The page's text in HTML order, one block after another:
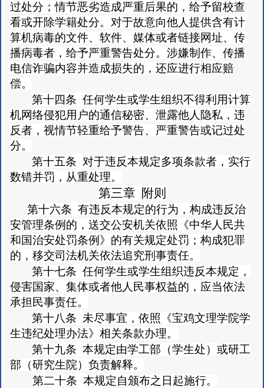
过处分；情节恶劣造成严重后果的，给予留校查
看或开除学籍处分。对于故意向他人提供含有计
算机病毒的文件、软件、媒体或者链接网址、传
播病毒者，给予严重警告处分。涉嫌制作、传播
电信诈骗内容并造成损失的，还应进行相应赔
偿。
第十四条 任何学生或学生组织不得利用计算
机网络侵犯用户的通信秘密、泄露他人隐私，违
反者，视情节轻重给予警告、严重警告或记过处
分。
第十五条 对于违反本规定多项条款者，实行
数错并罚，从重处理。
第三章 附则
第十六条 有违反本规定的行为，构成违反治
安管理条例的，送交公安机关依照《中华人民共
和国治安处罚条例》的有关规定处罚；构成犯罪
的，移交司法机关依法追究刑事责任。
第十七条 任何学生或学生组织违反本规定，
侵害国家、集体或者他人民事权益的，应当依法
承担民事责任。
第十八条 未尽事宜，依照《宝鸡文理学院学
生违纪处理办法》相关条款办理。
第十九条 本规定由学工部（学生处）或研工
部（研究生院）负责解释。
第二十条 本规定自颁布之日起施行。